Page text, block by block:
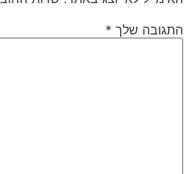
התגובה שלך *